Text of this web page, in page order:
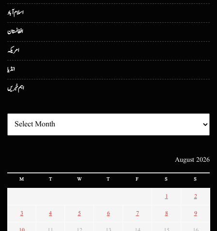
اسلام آباد
افغانستان
امریکہ
انڈیا
اہم خبریں
August 2026
M T W T F S S
1 2
3 4 5 6 7 8 9